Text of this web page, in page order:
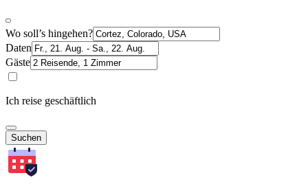
Wo soll’s hingehen?
Daten
Gäste
Ich reise geschäftlich
Suchen